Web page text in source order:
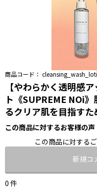
商品コード：
【やわらかく透明感
ト《SUPREME NOi
るクリア肌を目指す
この商品に対するお客様の声
この商品に対する
新規コ
0 件